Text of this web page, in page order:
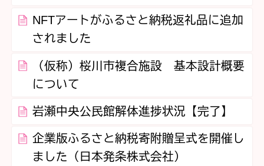
NFTアートがふるさと納税返礼品に追加
されました
（仮称）桜川市複合施設 基本設計概要
について
岩瀬中央公民館解体進捗状況【完了】
企業版ふるさと納税寄附贈呈式を開催し
ました（日本発条株式会社）